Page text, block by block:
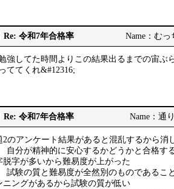
Re: 令和7年合格率 Name：む
強してた時間よりこの結果出るまでの宙ぶ
ててくれ&#12316;
Re: 令和7年合格率 Name：通
2のアンケート結果があると混乱するから消
分が精神的に安心するかどうかと合格す
脱字が多いから難易度が上がった
験の質と難易度が全然別のものであるこ
ニングがあるから試験の質が低い